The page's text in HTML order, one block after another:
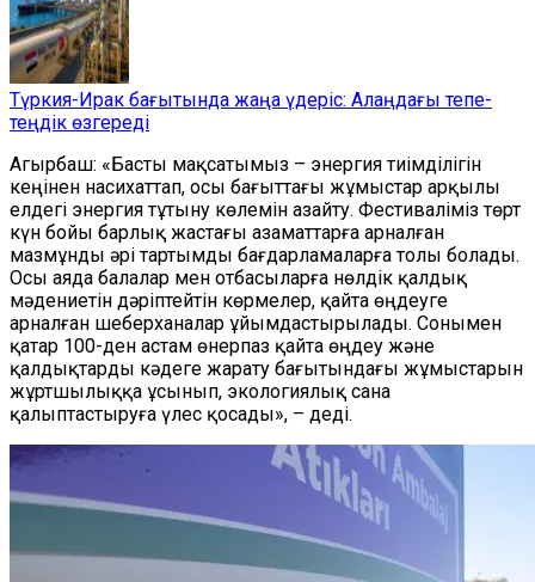
Түркия-Ирак бағытында жаңа үдеріс: Алаңдағы тепе-
теңдік өзгереді
Агырбаш: «Басты мақсатымыз – энергия тиімділігін
кеңінен насихаттап, осы бағыттағы жұмыстар арқылы
елдегі энергия тұтыну көлемін азайту. Фестиваліміз төрт
күн бойы барлық жастағы азаматтарға арналған
мазмұнды әрі тартымды бағдарламаларға толы болады.
Осы аяда балалар мен отбасыларға нөлдік қалдық
мәдениетін дәріптейтін көрмелер, қайта өңдеуге
арналған шеберханалар ұйымдастырылады. Сонымен
қатар 100-ден астам өнерпаз қайта өңдеу және
қалдықтарды кәдеге жарату бағытындағы жұмыстарын
жұртшылыққа ұсынып, экологиялық сана
қалыптастыруға үлес қосады», – деді.